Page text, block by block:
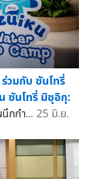
วมกับ ซันโทรี่
ซันโทรี่ มิซุอิกุ:
กกำ... 25 มิ.ย.